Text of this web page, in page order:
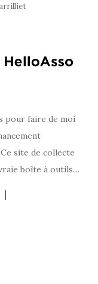
pour faire de moi
site de collecte
boîte à outils…